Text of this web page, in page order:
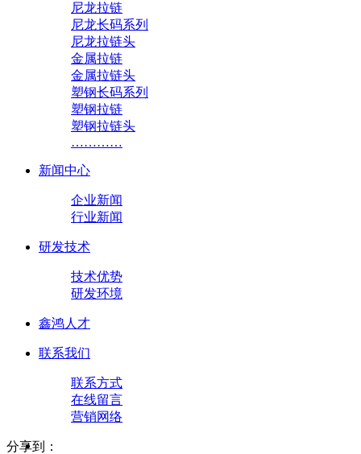
尼龙拉链
尼龙长码系列
尼龙拉链头
金属拉链
金属拉链头
塑钢长码系列
塑钢拉链
塑钢拉链头
…………
新闻中心
企业新闻
行业新闻
研发技术
技术优势
研发环境
鑫鸿人才
联系我们
联系方式
在线留言
营销网络
分享到：